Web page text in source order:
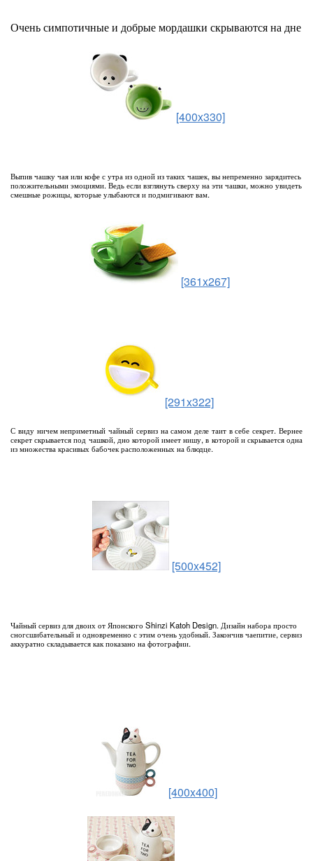
Очень симпотичные и добрые мордашки скрываются на дне
[400x330]
Выпив чашку чая или кофе с утра из одной из таких чашек, вы непременно зарядитесь
положительными эмоциями. Ведь если взглянуть сверху на эти чашки, можно увидеть
смешные рожицы, которые улыбаются и подмигивают вам.
[361x267]
[291x322]
С виду ничем неприметный чайный сервиз на самом деле таит в себе секрет. Вернее
секрет скрывается под чашкой, дно которой имеет нишу, в которой и скрывается одна
из множества красивых бабочек расположенных на блюдце.
[500x452]
Чайный сервиз для двоих от Японского Shinzi Katoh Design. Дизайн набора просто
сногсшибательный и одновременно с этим очень удобный. Закончив чаепитие, сервиз
аккуратно складывается как показано на фотографии.
[400x400]